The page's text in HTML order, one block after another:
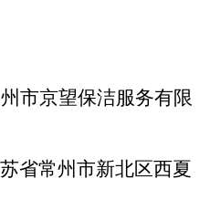
市京望保洁服务有限
省常州市新北区西夏